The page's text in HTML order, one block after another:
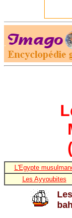
.
L'Egypte
Les Ayyoubites